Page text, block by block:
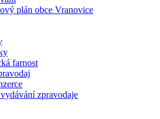
plán obce Vranovice
farnost
zpravodaje